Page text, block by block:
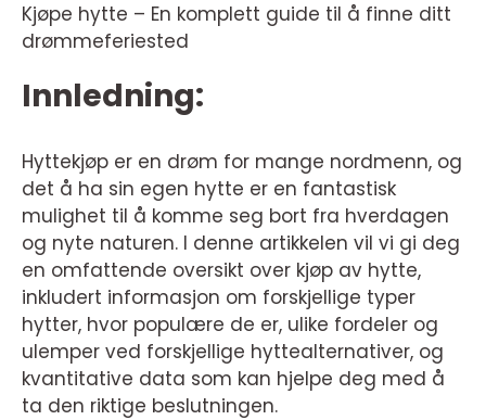
Kjøpe hytte – En komplett guide til å finne ditt
drømmeferiested
Innledning:
Hyttekjøp er en drøm for mange nordmenn, og
det å ha sin egen hytte er en fantastisk
mulighet til å komme seg bort fra hverdagen
og nyte naturen. I denne artikkelen vil vi gi deg
en omfattende oversikt over kjøp av hytte,
inkludert informasjon om forskjellige typer
hytter, hvor populære de er, ulike fordeler og
ulemper ved forskjellige hyttealternativer, og
kvantitative data som kan hjelpe deg med å
ta den riktige beslutningen.